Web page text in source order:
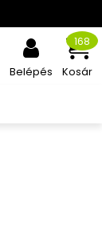
Belépés Kosár
168